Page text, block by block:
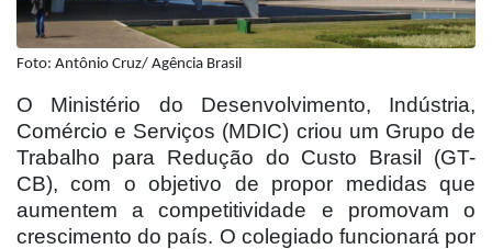
Foto: Antônio Cruz/ Agência Brasil
O Ministério do Desenvolvimento, Indústria,
Comércio e Serviços (MDIC) criou um Grupo de
Trabalho para Redução do Custo Brasil (GT-
CB), com o objetivo de propor medidas que
aumentem a competitividade e promovam o
crescimento do país. O colegiado funcionará por